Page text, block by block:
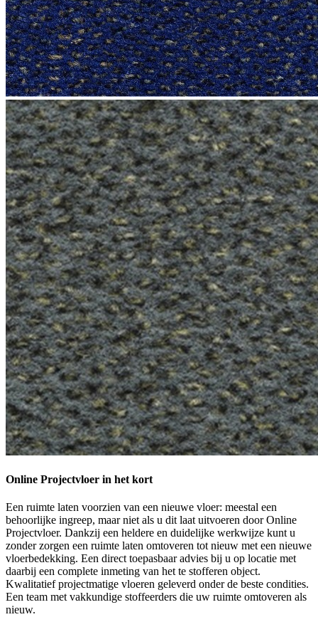
Online Projectvloer in het kort
Een ruimte laten voorzien van een nieuwe vloer: meestal een
behoorlijke ingreep, maar niet als u dit laat uitvoeren door Online
Projectvloer. Dankzij een heldere en duidelijke werkwijze kunt u
zonder zorgen een ruimte laten omtoveren tot nieuw met een nieuwe
vloerbedekking. Een direct toepasbaar advies bij u op locatie met
daarbij een complete inmeting van het te stofferen object.
Kwalitatief projectmatige vloeren geleverd onder de beste condities.
Een team met vakkundige stoffeerders die uw ruimte omtoveren als
nieuw.